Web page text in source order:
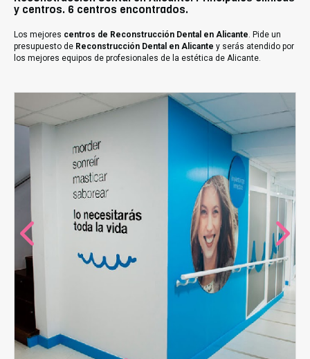
y centros. 6 centros encontrados.
Los mejores centros de Reconstrucción Dental en Alicante. Pide un
presupuesto de Reconstrucción Dental en Alicante y serás atendido por
los mejores equipos de profesionales de la estética de Alicante.